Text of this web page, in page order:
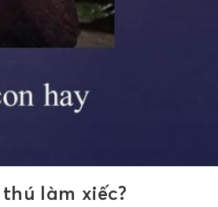
làm xiếc?